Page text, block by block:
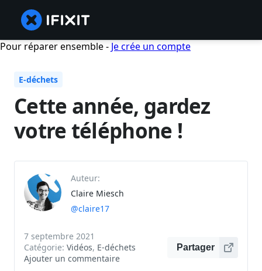
Pour réparer ensemble - Je crée un compte
E-déchets
Cette année, gardez
votre téléphone !
Auteur:
Claire Miesch
@claire17
7 septembre 2021
Catégorie: Vidéos, E-déchets
Ajouter un commentaire
Partager